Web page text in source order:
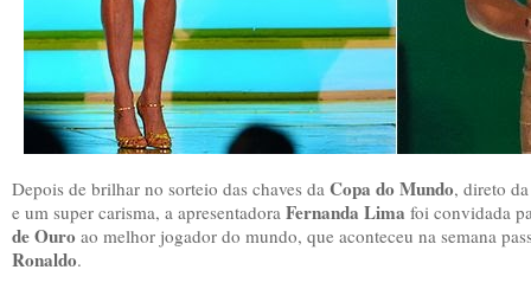
Depois de brilhar no sorteio das chaves da Copa do Mundo, direto
e um super carisma, a apresentadora Fernanda Lima foi convidada
de Ouro ao melhor jogador do mundo, que aconteceu na semana
Ronaldo.